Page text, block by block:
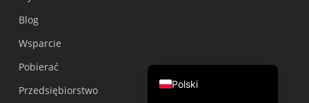
Blog
Wsparcie
Pobierać
Przedsiębiorstwo
Polski